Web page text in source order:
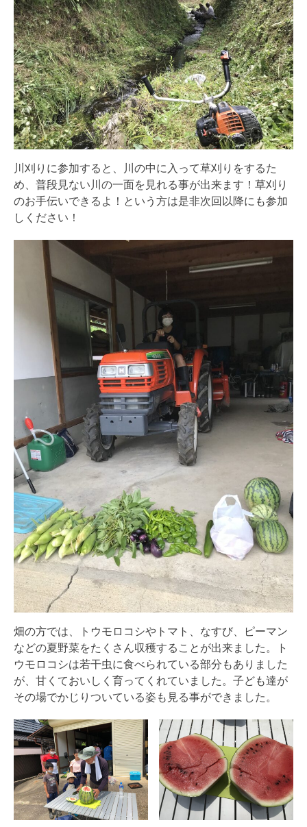
川刈りに参加すると、川の中に入って草刈りをするた
め、普段見ない川の一面を見れる事が出来ます！草刈り
のお手伝いできるよ！という方は是非次回以降にも参加
しください！
畑の方では、トウモロコシやトマト、なすび、ピーマン
などの夏野菜をたくさん収穫することが出来ました。ト
ウモロコシは若干虫に食べられている部分もありました
が、甘くておいしく育ってくれていました。子ども達が
その場でかじりついている姿も見る事ができました。